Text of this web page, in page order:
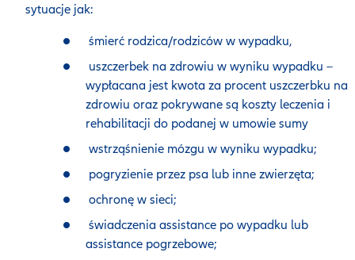
sytuacje jak:
śmierć rodzica/rodziców w wypadku,
uszczerbek na zdrowiu w wyniku wypadku –
wypłacana jest kwota za procent uszczerbku na
zdrowiu oraz pokrywane są koszty leczenia i
rehabilitacji do podanej w umowie sumy
wstrząśnienie mózgu w wyniku wypadku;
pogryzienie przez psa lub inne zwierzęta;
ochronę w sieci;
świadczenia assistance po wypadku lub
assistance pogrzebowe;